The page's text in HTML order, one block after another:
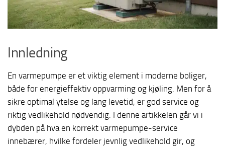
Innledning
En varmepumpe er et viktig element i moderne boliger,
både for energieffektiv oppvarming og kjøling. Men for å
sikre optimal ytelse og lang levetid, er god service og
riktig vedlikehold nødvendig. I denne artikkelen går vi i
dybden på hva en korrekt varmepumpe-service
innebærer, hvilke fordeler jevnlig vedlikehold gir, og